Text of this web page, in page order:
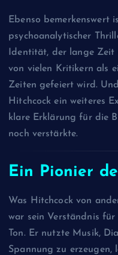
Ebenso bemerkenswert
psychoanalytischer
Identität, der lange Zeit
von vielen Kritikern als
Zeiten gefeiert wird.
Hitchcock ein weiteres
klare Erklärung für die
noch verstärkte.
Ein Pionier
Was Hitchcock von
war sein Verständnis
Ton. Er nutzte Musik,
Spannung zu